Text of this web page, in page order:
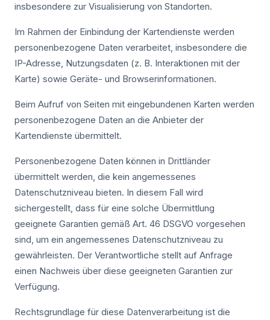
insbesondere zur Visualisierung von Standorten.
Im Rahmen der Einbindung der Kartendienste werden
personenbezogene Daten verarbeitet, insbesondere die
IP-Adresse, Nutzungsdaten (z. B. Interaktionen mit der
Karte) sowie Geräte- und Browserinformationen.
Beim Aufruf von Seiten mit eingebundenen Karten werden
personenbezogene Daten an die Anbieter der
Kartendienste übermittelt.
Personenbezogene Daten können in Drittländer
übermittelt werden, die kein angemessenes
Datenschutzniveau bieten. In diesem Fall wird
sichergestellt, dass für eine solche Übermittlung
geeignete Garantien gemäß Art. 46 DSGVO vorgesehen
sind, um ein angemessenes Datenschutzniveau zu
gewährleisten. Der Verantwortliche stellt auf Anfrage
einen Nachweis über diese geeigneten Garantien zur
Verfügung.
Rechtsgrundlage für diese Datenverarbeitung ist die